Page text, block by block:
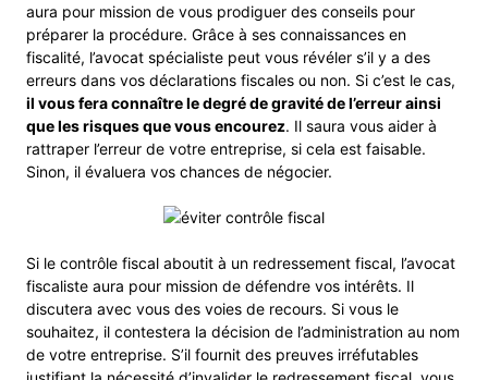
aura pour mission de vous prodiguer des conseils pour
préparer la procédure. Grâce à ses connaissances en
fiscalité, l’avocat spécialiste peut vous révéler s’il y a des
erreurs dans vos déclarations fiscales ou non. Si c’est le cas,
il vous fera connaître le degré de gravité de l’erreur ainsi
que les risques que vous encourez. Il saura vous aider à
rattraper l’erreur de votre entreprise, si cela est faisable.
Sinon, il évaluera vos chances de négocier.
Si le contrôle fiscal aboutit à un redressement fiscal, l’avocat
fiscaliste aura pour mission de défendre vos intérêts. Il
discutera avec vous des voies de recours. Si vous le
souhaitez, il contestera la décision de l’administration au nom
de votre entreprise. S’il fournit des preuves irréfutables